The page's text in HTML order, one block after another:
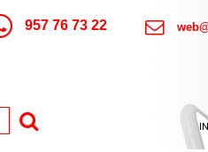
957 76 73 22